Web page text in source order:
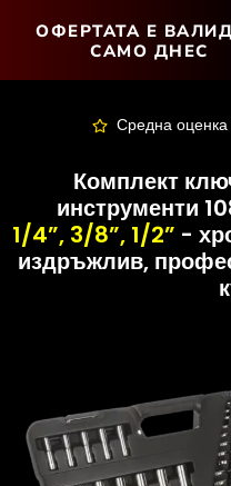
ОФЕРТАТА Е
САМО ДНЕС
Средна
Комплект
инструменти
1/4”, 3/8”, 1/2” -
издръжлив,